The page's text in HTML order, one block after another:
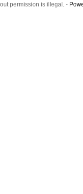
permission is illegal. -